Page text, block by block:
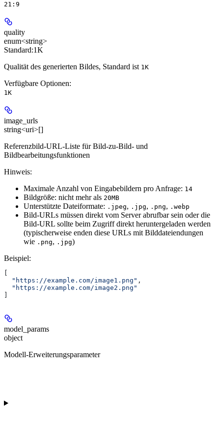
21:9
quality
enum<string>
Standard:1K
Qualität des generierten Bildes, Standard ist 1K
Verfügbare Optionen:
1K
image_urls
string<uri>[]
Referenzbild-URL-Liste für Bild-zu-Bild- und
Bildbearbeitungsfunktionen
Hinweis:
Maximale Anzahl von Eingabebildern pro Anfrage: 14
Bildgröße: nicht mehr als 20MB
Unterstützte Dateiformate: .jpeg, .jpg, .png, .webp
Bild-URLs müssen direkt vom Server abrufbar sein oder die
Bild-URL sollte beim Zugriff direkt heruntergeladen werden
(typischerweise enden diese URLs mit Bilddateiendungen
wie .png, .jpg)
Beispiel:
  "https://example.com/image1.png"
,
  "https://example.com/image2.png"
model_params
object
Modell-Erweiterungsparameter